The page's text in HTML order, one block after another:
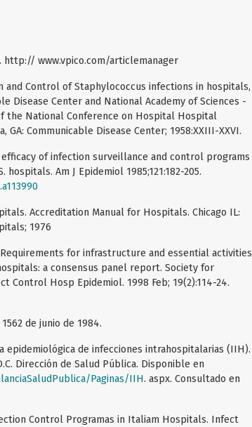
www.vpico.com/articlemanager
and Control of Staphylococcus infections in hospitals,
Disease Center and National Academy of Sciences -
the National Conference on Hospital Hospital
Communicable Disease Center; 1958:XXIII-XXVI.
efficacy of infection surveillance and control programs
Am J Epidemiol 1985;121:182-205.
Accreditation Manual for Hospitals. Chicago IL:
1976
for infrastructure and essential activities
a consensus panel report. Society for
Control Hosp Epidemiol. 1998 Feb; 19(2):114-24.
de junio de 1984.
de infecciones intrahospitalarias (IIH).
Dirección de Salud Pública. Disponible en
Paginas/IIH. aspx. Consultado en
Control Programas in Italiam Hospitals. Infect